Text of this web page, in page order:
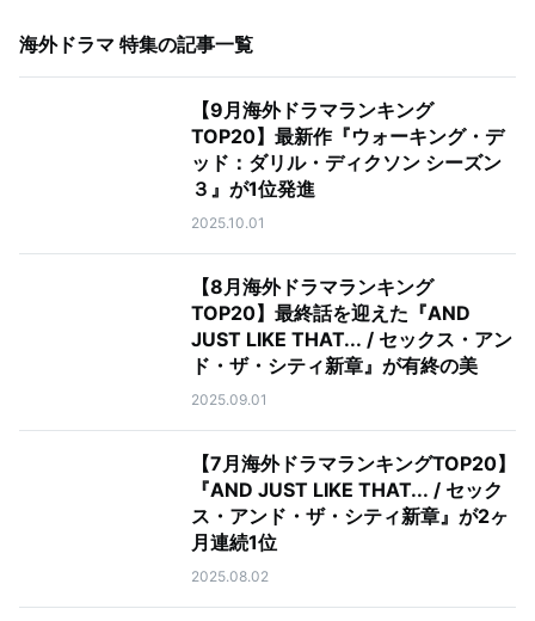
海外ドラマ 特集の記事一覧
【9月海外ドラマランキング
TOP20】最新作『ウォーキング・デ
ッド：ダリル・ディクソン シーズン
３』が1位発進
2025.10.01
【8月海外ドラマランキング
TOP20】最終話を迎えた『AND
JUST LIKE THAT... / セックス・アン
ド・ザ・シティ新章』が有終の美
2025.09.01
【7月海外ドラマランキングTOP20】
『AND JUST LIKE THAT... / セック
ス・アンド・ザ・シティ新章』が2ヶ
月連続1位
2025.08.02